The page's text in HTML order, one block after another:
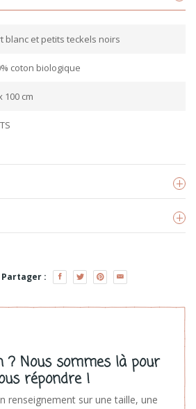
blanc et petits teckels noirs
coton biologique
100 cm
Voir les produits
Partager :
? Nous sommes là pour
répondre !
renseignement sur une taille, une